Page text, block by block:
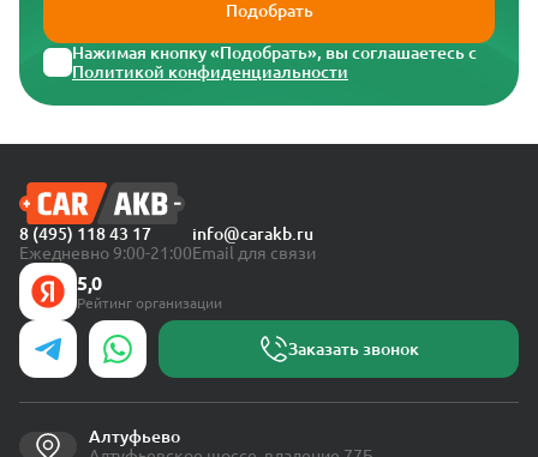
Подобрать
Нажимая кнопку «Подобрать», вы соглашаетесь с
Политикой конфиденциальности
8 (495) 118 43 17
Ежедневно 9:00-21:00
info@carakb.ru
Email для связи
5,0
Рейтинг организации
Заказать звонок
Алтуфьево